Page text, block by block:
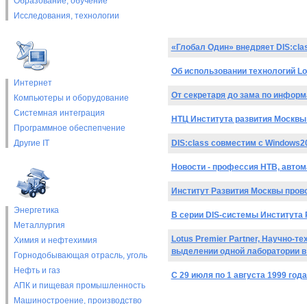
Исследования, технологии
Интернет
Компьютеры и оборудование
Системная интеграция
Программное обеспепчение
Другие IT
Энергетика
Металлургия
Химия и нефтехимия
Горнодобывающая отрасль, уголь
Нефть и газ
АПК и пищевая промышленность
Машиностроение, производство
«Глобал Один» внедряет
Об использовании технологий
От секретаря до зама по
НТЦ Института развития
DIS:class совместим с
Новости - профессия НТВ,
Институт Развития Москвы
В серии DIS-системы
Lotus Premier Partner, Научно-
выделении одной лаборатории
С 29 июля по 1 августа 1999